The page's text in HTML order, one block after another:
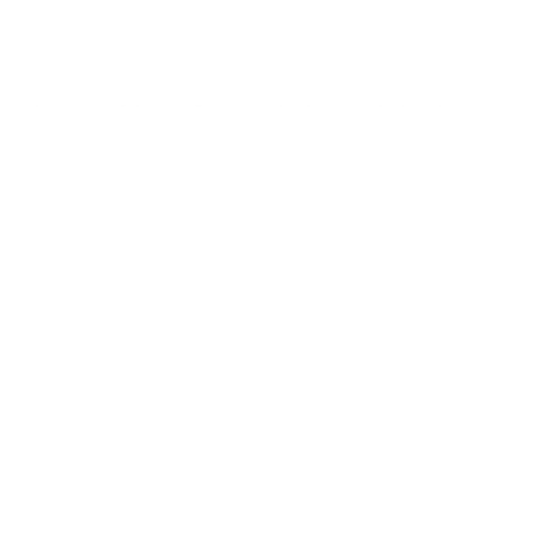
e funcionalidade.
otimizando o espaço mesmo em ambientes
uma textura sofisticada, além de ser muito
para quem não abre mão de qualidade e bom